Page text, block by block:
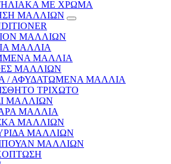
ΜΕ ΧΡΩΜΑ
ΜΑΛΛΙΩΝ
ΜΑΛΛΙΩΝ
ΜΑΛΛΙΑ
ΜΑΛΛΙΑ
ΜΑΛΛΙΩΝ
/ ΑΦΥΔΑΤΩΜΕΝΑ ΜΑΛΛΙΑ
ΤΡΙΧΩΤΟ
ΜΑΛΛΙΩΝ
ΜΑΛΛΙΑ
ΜΑΛΛΙΩΝ
ΜΑΛΛΙΩΝ
ΜΑΛΛΙΩΝ